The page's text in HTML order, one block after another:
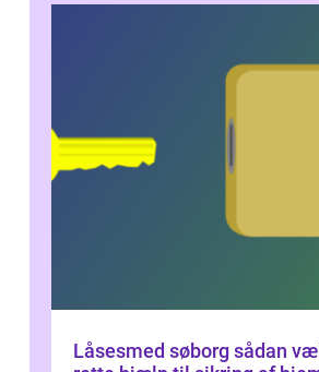
Låsesmed søborg sådan vælger du den